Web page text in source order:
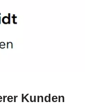
Kunden